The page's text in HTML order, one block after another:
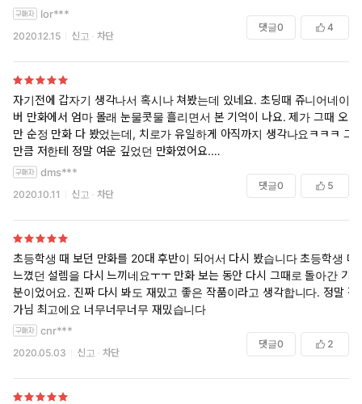
lor***
2020.12.15 신고 차단
댓글0 4
자기전에 갑자기 생각나서 혹시나 쳐봤는데 있네요. 초딩때 쥬니어네이
버 만화에서 엄마 몰래 눈물콧물 흘리면서 본 기억이 나요. 제가 그때 오
만 순정 만화 다 봤었는데, 치로가 유일하게 아직까지 생각나요ㅋㅋㅋ 그
만큼 저한테 정말 여운 깊었던 만화였어요.
솔직히 제가 치로때문에 아직까지 남장여자물 싫어하는 거 같아요ㅋㅋㅋ
ㅋ 치로 머리 잘렸을 때 분노로 심장이 터질 뻔 했었어요. 남주 진짜 싫었
는데, 나중에 제가 여주보다 더 사랑하게 됐지요,,,간만에 추억 회상하면
서 잘 봤어요ㅎ 다시봐도 추억 때문인지 마음이 아리네요.
dms***
2020.10.11 신고 차단
댓글0 5
초등학생 때 보던 만화를 20대 후반이 되어서 다시 봤습니다 초등학생 때
느꼈던 설렘을 다시 느끼네요ㅜㅜ 만화 보는 동안 다시 그때로 돌아간 기
분이었어요. 진짜 다시 봐도 재밌고 좋은 작품이라고 생각합니다. 정말 작
가님 최고에요 너무너무너무 재밌습니다
cnr***
2020.05.03 신고 차단
댓글0 2